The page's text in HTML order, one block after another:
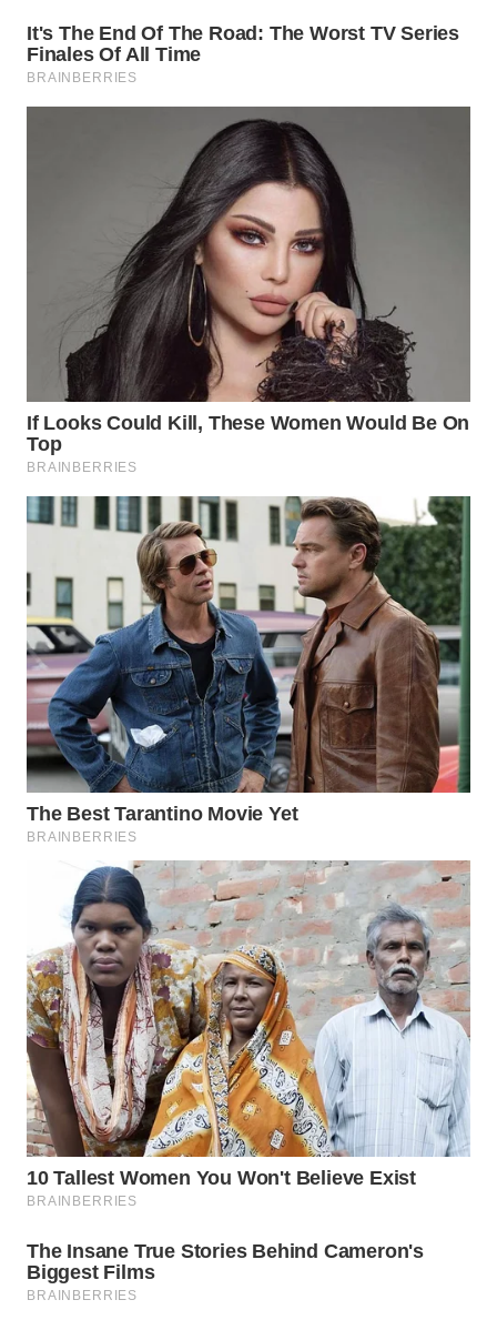
ID
WAHANANEWS
CO ID
WAHANA
UMKM
WAHANA
SELEB
WAHANA
PERSONA
WAHANA
OTOMOTIF
WAHANA
HEALTH
WAHANA
DESA
WISATA
LAPAK
WAHANA
Network
KONSUMEN
LISTRIK
MASYARAKAT
KELISTRIKAN
WALINKI
ID
MAWAKA
ID